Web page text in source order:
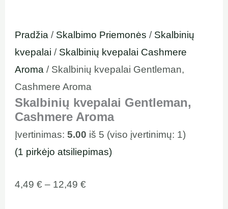
Pradžia / Skalbimo Priemonės / Skalbinių
kvepalai / Skalbinių kvepalai Cashmere
Aroma / Skalbinių kvepalai Gentleman,
Cashmere Aroma
Skalbinių kvepalai Gentleman,
Cashmere Aroma
Įvertinimas:5.00 iš 5 (viso įvertinimų: 1)
(1 pirkėjo atsiliepimas)
4,49€ – 12,49€